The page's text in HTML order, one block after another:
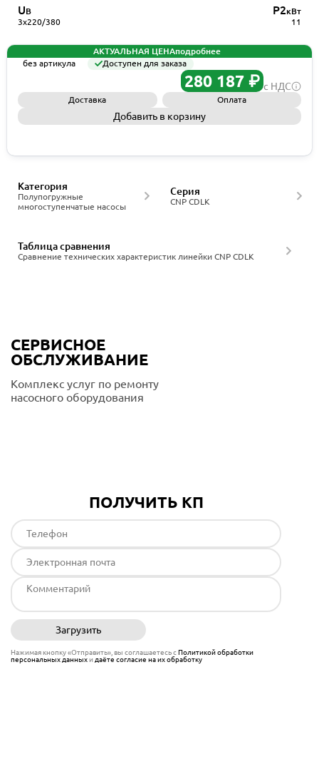
UВ
3x220/380
P2кВт
11
АКТУАЛЬНАЯ ЦЕНАподробнее
без артикула
Доступен для заказа
280 187 ₽ с НДС
Доставка Оплата
Добавить в корзину
Полупогружные
многоступенчатые насосы
Категория
CNP CDLK
Серия
Сравнение технических характеристик линейки CNP CDLK
Таблица сравнения
СЕРВИСНОЕ
ОБСЛУЖИВАНИЕ
Комплекс услуг по ремонту
насосного оборудования
ПОЛУЧИТЬ КП
Загрузить
Нажимая кнопку «Отправить», вы соглашаетесь сПолитикой обработки
персональных данныхи даёте согласие на их обработку